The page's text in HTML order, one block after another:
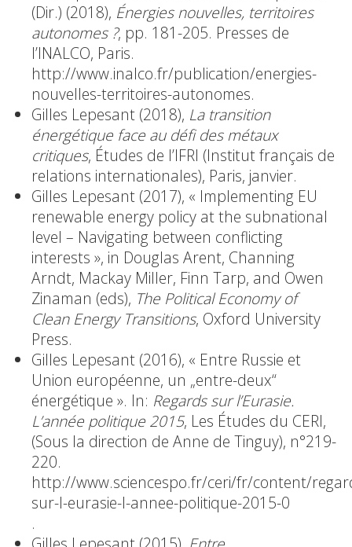
(Dir.) (2018), Énergies nouvelles, territoires
autonomes ?, pp. 181-205. Presses de
l’INALCO, Paris.
http://www.inalco.fr/publication/energies-
nouvelles-territoires-autonomes.
Gilles Lepesant (2018), La transition
énergétique face au défi des métaux
critiques, Études de l’IFRI (Institut français de
relations internationales), Paris, janvier.
Gilles Lepesant (2017), « Implementing EU
renewable energy policy at the subnational
level – Navigating between conflicting
interests », in Douglas Arent, Channing
Arndt, Mackay Miller, Finn Tarp, and Owen
Zinaman (eds), The Political Economy of
Clean Energy Transitions, Oxford University
Press.
Gilles Lepesant (2016), « Entre Russie et
Union européenne, un „entre-deux“
énergétique ». In: Regards sur l’Eurasie.
L’année politique 2015, Les Études du CERI,
(Sous la direction de Anne de Tinguy), n°219-
220.
http://www.sciencespo.fr/ceri/fr/content/
sur-l-eurasie-l-annee-politique-2015-0
.